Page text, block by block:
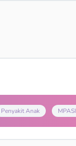
Penyakit Anak MPASI